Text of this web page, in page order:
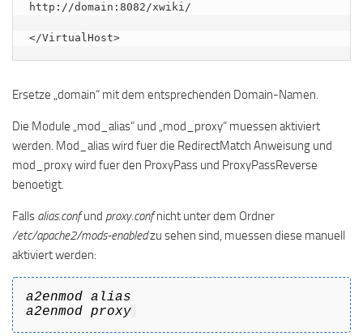
http://domain:8082/xwiki/
</VirtualHost>
Ersetze „domain“ mit dem entsprechenden Domain-Namen.
Die Module „mod_alias“ und „mod_proxy“ muessen aktiviert
werden. Mod_alias wird fuer die RedirectMatch Anweisung und
mod_proxy wird fuer den ProxyPass und ProxyPassReverse
benoetigt.
Falls alias.confund proxy.confnicht unter dem Ordner
/etc/apache2/mods-enabledzu sehen sind, muessen diese manuell
aktiviert werden:
a2enmod alias
a2enmod proxy